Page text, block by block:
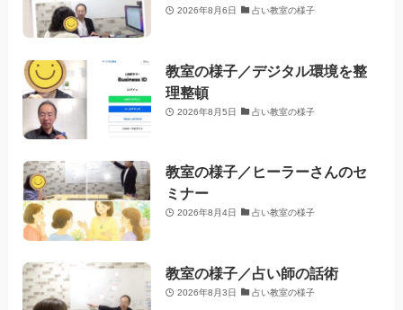
2026年8月6日 占い教室の様子
教室の様子／デジタル環境を整
理整頓
2026年8月5日 占い教室の様子
教室の様子／ヒーラーさんのセ
ミナー
2026年8月4日 占い教室の様子
教室の様子／占い師の話術
2026年8月3日 占い教室の様子